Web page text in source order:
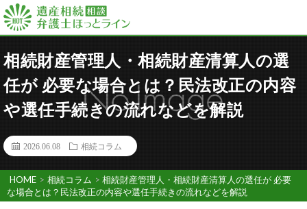
相続財産管理人・相続財産清算人の選
任が 必要な場合とは？民法改正の内容
や選任手続きの流れなどを解説
2026.06.08 相続コラム
HOME > 相続コラム > 相続財産管理人・相続財産清算人の選任が 必要
な場合とは？民法改正の内容や選任手続きの流れなどを解説